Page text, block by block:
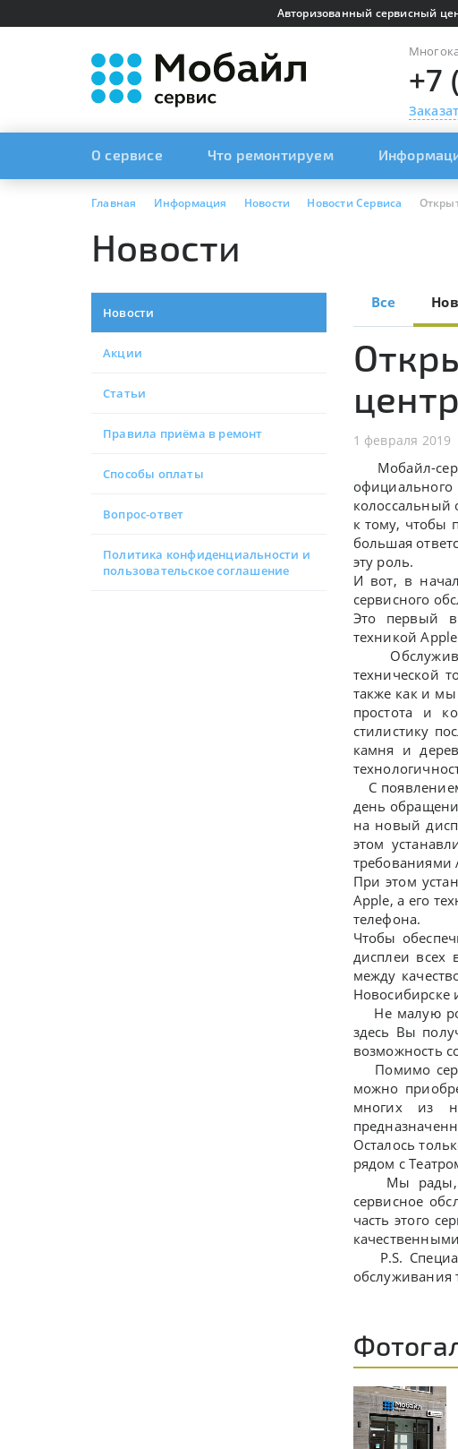
Авторизованный сервисный
+7
О сервисе Что ремонтируем
Главная Информация Новости Новости Сервиса
Новости
Новости
Акции
Статьи
Правила приёма в ремонт
Способы оплаты
Вопрос-ответ
Политика конфиденциальности и
пользовательское соглашение
Все
1 февраля 2019
Мобайл-
колоссальный
к тому, чтобы
большая
эту роль.
И вот, в
сервисного
Это первый в
техникой
технической
также как и
простота и
стилистику
камня и
С
день
на новый
этом
При этом
Apple, а его
телефона.
Чтобы
дисплеи всех
между
Новосибирске
Не малую
здесь Вы
возможность
Помимо
можно
многих из
Осталось
рядом с
Мы рады,
сервисное
часть этого
P.S.
обслуживания